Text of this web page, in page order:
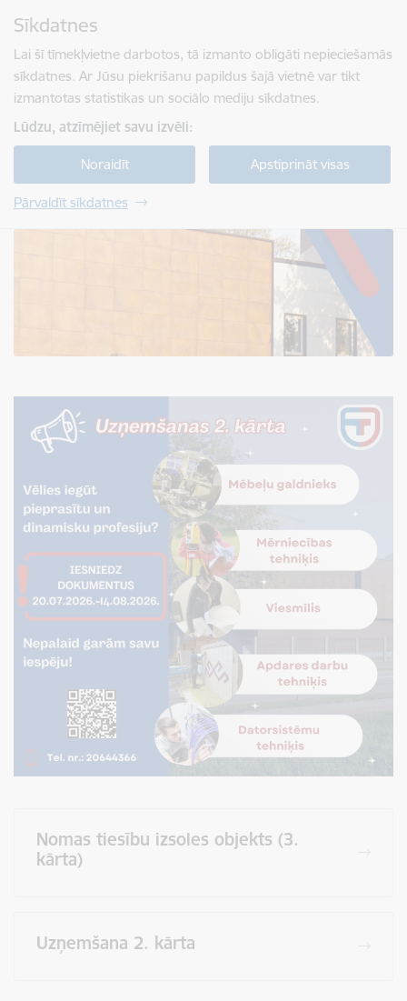
Sīkdatnes
Lai šī tīmekļvietne darbotos, tā izmanto obligāti nepieciešamās
sīkdatnes. Ar Jūsu piekrišanu papildus šajā vietnē var tikt
izmantotas statistikas un sociālo mediju sīkdatnes.
Lūdzu, atzīmējiet savu izvēli:
Noraidīt Apstiprināt visas
Pārvaldīt sīkdatnes
Nomas tiesību izsoles objekts (3.
kārta)
Uzņemšana 2. kārta